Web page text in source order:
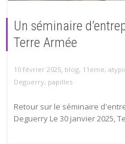
Un séminaire
Terre Armée
10 février 2025, blog, 11eme,
Deguerry, papilles
Retour sur le séminaire
Deguerry Le 30 janvier 2025,